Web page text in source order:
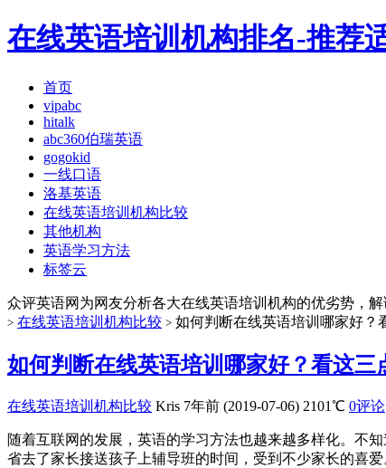
在线英语培训机构排名-推荐
首页
vipabc
hitalk
abc360伯瑞英语
gogokid
一线口语
洛基英语
在线英语培训机构比较
其他机构
英语学习方法
标签云
众评英语网为网友分析各大在线英语培训机构的优劣势，
> 在线英语培训机构比较 > 如何判断在线英语培训哪家好？
如何判断在线英语培训哪家好？看这三
在线英语培训机构比较 Kris 7年前 (2019-07-06) 2101℃ 0评论
随着互联网的发展，英语的学习方法也越来越多样化。不
省去了家长接送孩子上辅导班的时间，受到不少家长的喜